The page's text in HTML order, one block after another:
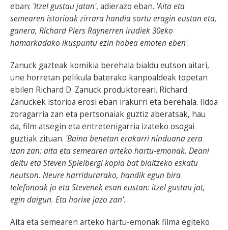
eban: 'Itzel gustau jatan', adierazo eban. 'Aita eta
semearen istorioak zirrara handia sortu eragin eustan eta,
ganera, Richard Piers Raynerren irudiek 30eko
hamarkadako ikuspuntu ezin hobea emoten eben'.
Zanuck gazteak komikia berehala bialdu eutson aitari,
une horretan pelikula baterako kanpoaldeak topetan
ebilen Richard D. Zanuck produktoreari. Richard
Zanuckek istorioa erosi eban irakurri eta berehala. Ildoa
zoragarria zan eta pertsonaiak guztiz aberatsak, hau
da, film atsegin eta entretenigarria izateko osogai
guztiak zituan. 'Baina benetan erakarri ninduana zera
izan zan: aita eta semearen arteko hartu-emonak. Deani
deitu eta Steven Spielbergi kopia bat bialtzeko eskatu
neutson. Neure harridurarako, handik egun bira
telefonoak jo eta Stevenek esan eustan: itzel gustau jat,
egin daigun. Eta horixe jazo zan'.
Aita eta semearen arteko hartu-emonak filma egiteko